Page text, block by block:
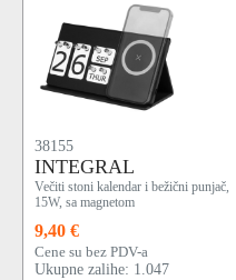
38155
INTEGRAL
Večiti stoni kalendar i bežični punjač,
15W, sa magnetom
9,40 €
Cene su bez PDV-a
Ukupne zalihe: 1.047